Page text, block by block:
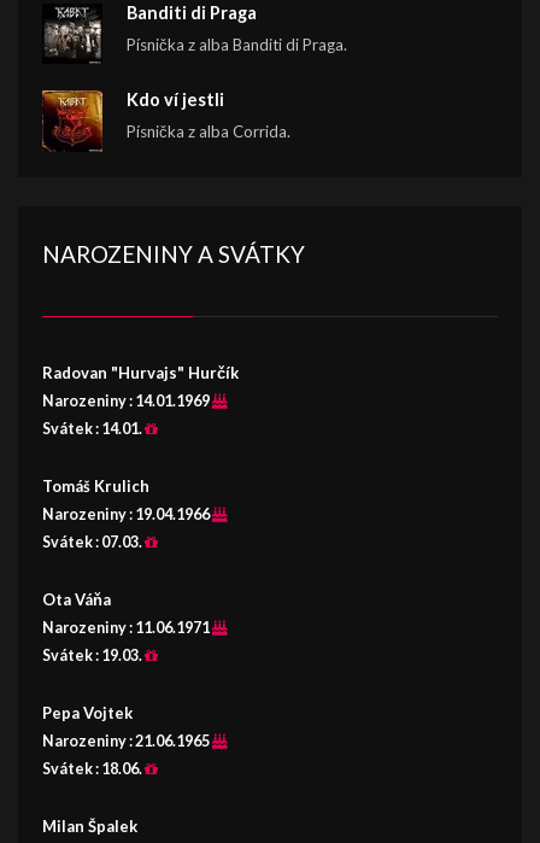
Banditi di Praga
Písnička z alba Banditi di Praga.
Kdo ví jestli
Písnička z alba Corrida.
NAROZENINY A SVÁTKY
Radovan "Hurvajs" Hurčík
Narozeniny : 14.01.1969
Svátek : 14.01.
Tomáš Krulich
Narozeniny : 19.04.1966
Svátek : 07.03.
Ota Váňa
Narozeniny : 11.06.1971
Svátek : 19.03.
Pepa Vojtek
Narozeniny :21.06.1965
Svátek : 18.06.
Milan Špalek